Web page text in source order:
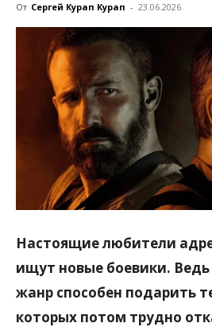
От Сергей Курап Курап - 23.06.2026
Настоящие любители
ищут новые боевики.
жанр способен подарить
которых потом трудно